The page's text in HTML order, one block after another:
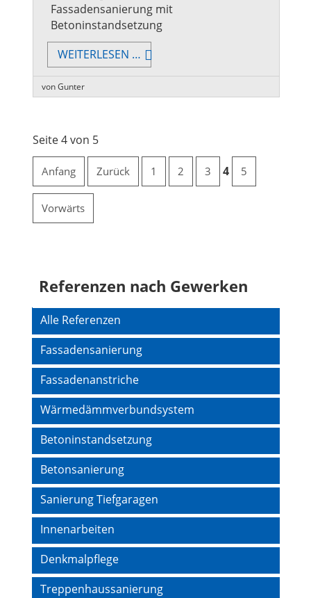
Fassadensanierung mit
Betoninstandsetzung
WEITERLESEN … FASSADENSANIERUNG
/
von Gunter
Seite 4 von 5
Anfang Zurück 1 2 3 4 5
Vorwärts
Referenzen nach Gewerken
Navigation
überspringen
Alle Referenzen
Fassadensanierung
Fassadenanstriche
Wärmedämmverbundsystem
Betoninstandsetzung
Betonsanierung
Sanierung Tiefgaragen
Innenarbeiten
Denkmalpflege
Treppenhaussanierung